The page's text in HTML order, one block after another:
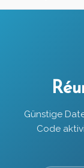
Günstige
Code